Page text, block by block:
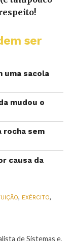
ser
uma sacola
mudou o
rocha sem
causa da
, EXÉRCITO,
de Sistemas e,